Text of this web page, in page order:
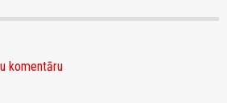
komentāru